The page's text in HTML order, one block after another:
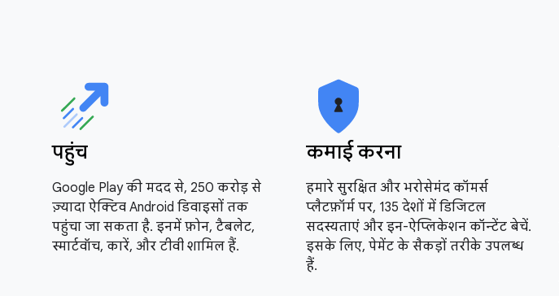
पहुंच
Google Play की मदद से, 250 करोड़ से
ज़्यादा ऐक्टिव Android डिवाइसों तक
पहुंचा जा सकता है. इनमें फ़ोन, टैबलेट,
स्मार्टवॉच, कारें, और टीवी शामिल हैं.
कमाई करना
हमारे सुरक्षित और भरोसेमंद कॉमर्स
प्लैटफ़ॉर्म पर, 135 देशों में डिजिटल
सदस्यताएं और इन-ऐप्लिकेशन कॉन्टेंट बेचें.
इसके लिए, पेमेंट के सैकड़ों तरीके उपलब्ध
हैं.